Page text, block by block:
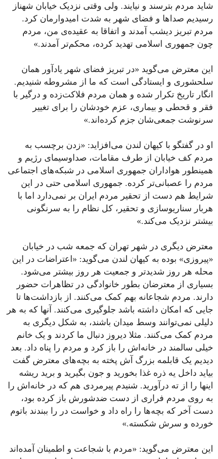
شاید مردم بترسند و نیایند. ولی وقتی نزدیک خیابان شهناز
رسیدیم صداها و فضای شهر به شدت امیدوارمان کرد.
مردم تبریز دیشب آمدند و اتفاقا به عقیده‌ی من، مردم
چون جمهوری اسلامی تهدید کرده، محکم‌تر آمدند.»
این معترض می‌گوید «در تبریز فضای شهر یادآور همان
سلحشوری و ایستادگی است که ما از مشروطه شنیدیم.
انگار تاریخ تکرار شده و همان مردم فلاکت‌زده و درگیر با
فقر و قحطی و بیماری، عزم خودشان را برای تغییر
سرنوشت جمعی‌شان جزم کرده‌‌اند.»
او در گفتگو با کیهان لندن می‌افزاید: «زدن برچسب به
مردم کف خیابان از طرف مقامات، صداوسیمای رژیم و
همینطور هواداران جمهوری اسلامی در شبکه‌های اجتماعی
مردم را عصبانی‌تر کرده. جمهوری اسلامی حتی در این
شرایط هم دست از تحقیر مردم ایران بر نمی‌دارد اما با
هربار سناریوسازی و تحقیر، کل نظام را به سرنگونی
بیشتر نزدیک می‌کند.»
معترض دیگری در شهر تهران که جمعه شب در خیابان
«پیروزی» بوده به کیهان لندن می‌گوید: «اعتراضات در این
محله هر روز شدیدتر و جمعیت هر روز بیشتر می‌شود.
بسیاری از معترضان بطور خانوادگی در تظاهرات حضور
دارند. مردم شجاعانه بهم کمک می‌کنند. از بازداشت‌ها تا
جایی که امکان داشته باشد جلوگیری می‌کنند. آنها که به هر
دلیلی نمی‌توانند وسط میدان باشند، به شکل دیگری به
مردم کمک می‌کنند. مثلا دیروز دنبال ما کردند و یک خانم
خیلی سالمند در خانه‌اش را باز کرد و مردم را پناه داد. بعد
دیدیم یک قابلمه بزرگ آش پخته به بچه‌های معترض گفت
بیاید داخل یه ذره غذا بخورید و جون بگیرید و برید ریشه
اینها را از ته درآورید. شنیدم پیرمردی هم که در خانه‌اش را
به روی مردم فراری از دست ضدشورش باز کرده بود،
دست آخر که بچه‌ها را راه داد و خواست در را ببندند باتوم
خورده و سرش شکسته.»
این معترض می‌گوید: «مردم با شجاعت و اطمینان آمده‌اند